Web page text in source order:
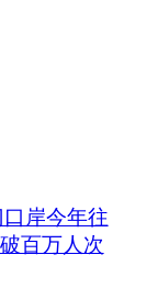
岸今年往
百万人次